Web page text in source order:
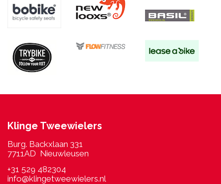
Klinge Tweewielers
Burg. Backxlaan 331
7711AD Nieuwleusen
+31 529 482304
info@klingetweewielers.nl